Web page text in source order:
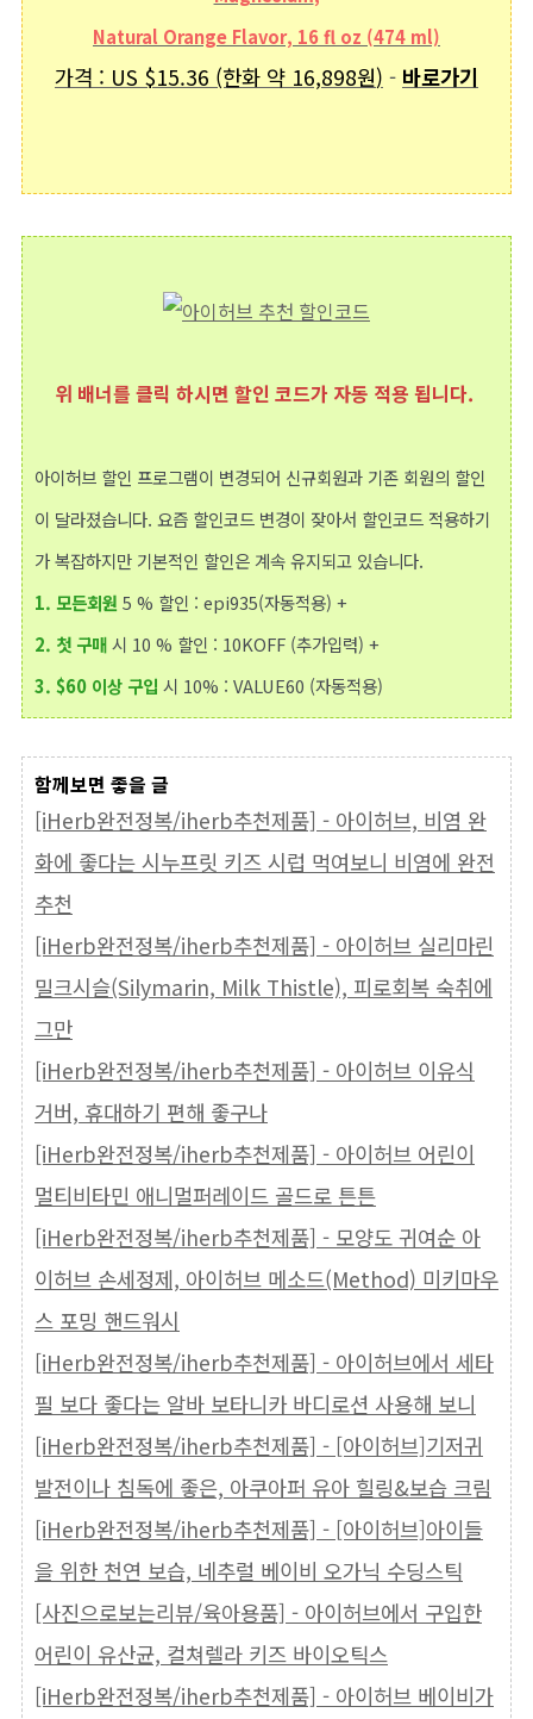
Natural Orange Flavor, 16 fl oz (474 ml)
가격 : US $15.36 (한화 약 16,898원) - 바로가기
위 배너를 클릭 하시면 할인 코드가 자동 적용 됩니다.
아이허브 할인 프로그램이 변경되어 신규회원과 기존 회원의 할인
이 달라졌습니다. 요즘 할인코드 변경이 잦아서 할인코드 적용하기
가 복잡하지만 기본적인 할인은 계속 유지되고 있습니다.
1. 모든회원 5 % 할인 : epi935(자동적용) +
2. 첫 구매시 10 % 할인 : 10KOFF (추가입력) +
3. $60 이상 구입 시 10% : VALUE60​ (자동적용)
함께보면 좋을 글
[iHerb완전정복/iherb추천제품] - 아이허브, 비염 완
화에 좋다는 시누프릿 키즈 시럽 먹여보니 비염에 완전
추천
[iHerb완전정복/iherb추천제품] - 아이허브 실리마린
밀크시슬(Silymarin, Milk Thistle), 피로회복 숙취에
그만
[iHerb완전정복/iherb추천제품] - 아이허브 이유식
거버, 휴대하기 편해 좋구나
[iHerb완전정복/iherb추천제품] - 아이허브 어린이
멀티비타민 애니멀퍼레이드 골드로 튼튼
[iHerb완전정복/iherb추천제품] - 모양도 귀여순 아
이허브 손세정제, 아이허브 메소드(Method) 미키마우
스 포밍 핸드워시
[iHerb완전정복/iherb추천제품] - 아이허브에서 세타
필 보다 좋다는 알바 보타니카 바디로션 사용해 보니
[iHerb완전정복/iherb추천제품] - [아이허브]기저귀
발전이나 침독에 좋은, 아쿠아퍼 유아 힐링&보습 크림
[iHerb완전정복/iherb추천제품] - [아이허브]아이들
을 위한 천연 보습, 네추럴 베이비 오가닉 수딩스틱
[사진으로보는리뷰/육아용품] - 아이허브에서 구입한
어린이 유산균, 컬쳐렐라 키즈 바이오틱스
[iHerb완전정복/iherb추천제품] - 아이허브 베이비가